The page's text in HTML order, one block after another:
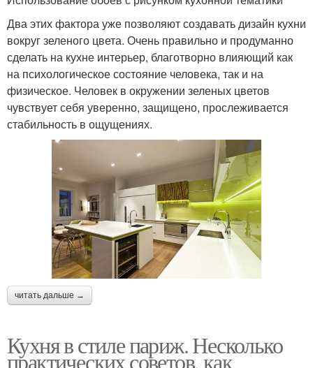
Два этих фактора уже позволяют создавать дизайн кухни
вокруг зеленого цвета. Очень правильно и продуманно
сделать на кухне интерьер, благотворно влияющий как
на психологическое состояние человека, так и на
физическое. Человек в окружении зеленых цветов
чувствует себя уверенно, защищено, прослеживается
стабильность в ощущениях.
читать дальше →
Кухня в стиле париж. Несколько
практических советов, как